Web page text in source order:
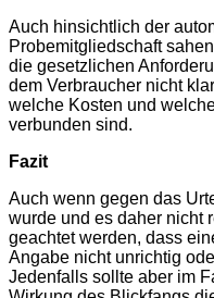
Auch hinsichtlich der
Probemitgliedschaft
die gesetzlichen
dem Verbraucher nicht
welche Kosten und
verbunden sind.
Fazit
Auch wenn gegen das
wurde und es daher nicht
geachtet werden, dass
Angabe nicht unrichtig
Jedenfalls sollte aber im